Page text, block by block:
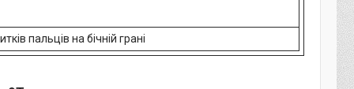
пальців на бічній грані